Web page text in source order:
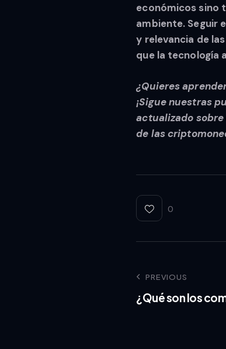
económicos sino
ambiente. Seguir
y relevancia de
que la tecnología
¿Quieres
¡Sigue nuestras
actualizado
de las
0
PREVIOUS
¿Qué son los